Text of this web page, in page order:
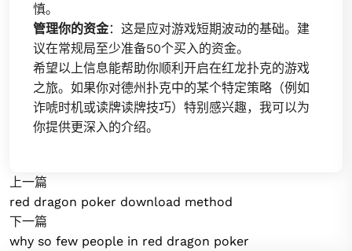
慎。
管理你的资金：这是应对游戏短期波动的基础。建
议在常规局至少准备50个买入的资金。
希望以上信息能帮助你顺利开启在红龙扑克的游戏
之旅。如果你对德州扑克中的某个特定策略（例如
诈唬时机或读牌读牌技巧）特别感兴趣，我可以为
你提供更深入的介绍。
上一篇
red dragon poker download method
下一篇
why so few people in red dragon poker